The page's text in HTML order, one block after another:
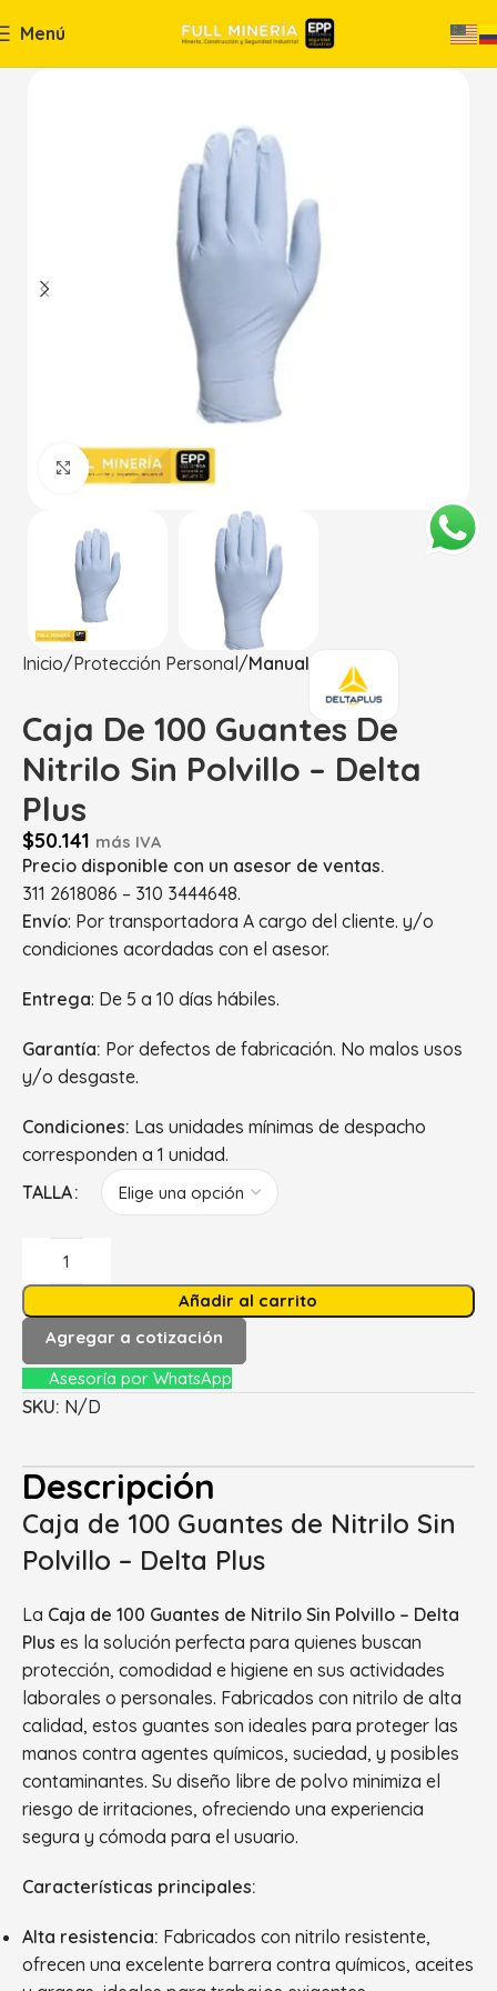
Menú
Haga Click para agrandar
Inicio Protección Personal Manual
Caja De 100 Guantes De
Nitrilo Sin Polvillo – Delta
Plus
$50.141 más IVA
Precio disponible con un asesor de ventas.
311 2618086 – 310 3444648.
Envío: Por transportadora A cargo del cliente. y/o
condiciones acordadas con el asesor.
Entrega: De 5 a 10 días hábiles.
Garantía: Por defectos de fabricación. No malos usos
y/o desgaste.
Condiciones: Las unidades mínimas de despacho
corresponden a 1 unidad.
TALLA
Añadir al carrito
Agregar a cotización
Asesoría por WhatsApp
SKU: N/D
Descripción
Caja de 100 Guantes de Nitrilo Sin
Polvillo – Delta Plus
La Caja de 100 Guantes de Nitrilo Sin Polvillo – Delta
Plus es la solución perfecta para quienes buscan
protección, comodidad e higiene en sus actividades
laborales o personales. Fabricados con nitrilo de alta
calidad, estos guantes son ideales para proteger las
manos contra agentes químicos, suciedad, y posibles
contaminantes. Su diseño libre de polvo minimiza el
riesgo de irritaciones, ofreciendo una experiencia
segura y cómoda para el usuario.
Características principales:
Alta resistencia: Fabricados con nitrilo resistente,
ofrecen una excelente barrera contra químicos, aceites